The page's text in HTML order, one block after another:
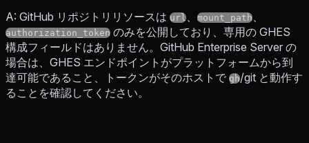
A: GitHub リポジトリリソースは url、 mount_path、
authorization_token のみを公開しており、専用の GHES
構成フィールドはありません。GitHub Enterprise Server の
場合は、GHES エンドポイントがプラットフォームから到
達可能であること、トークンがそのホストで gh/git と動作す
ることを確認してください。